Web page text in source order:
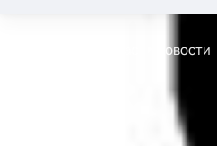
Новости